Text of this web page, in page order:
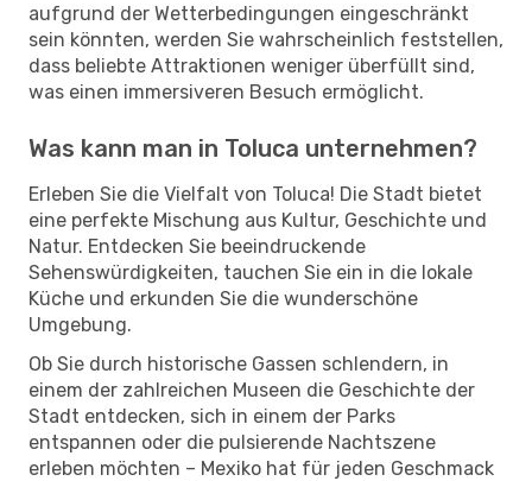
aufgrund der Wetterbedingungen eingeschränkt
sein könnten, werden Sie wahrscheinlich feststellen,
dass beliebte Attraktionen weniger überfüllt sind,
was einen immersiveren Besuch ermöglicht.
Was kann man in Toluca unternehmen?
Erleben Sie die Vielfalt von Toluca! Die Stadt bietet
eine perfekte Mischung aus Kultur, Geschichte und
Natur. Entdecken Sie beeindruckende
Sehenswürdigkeiten, tauchen Sie ein in die lokale
Küche und erkunden Sie die wunderschöne
Umgebung.
Ob Sie durch historische Gassen schlendern, in
einem der zahlreichen Museen die Geschichte der
Stadt entdecken, sich in einem der Parks
entspannen oder die pulsierende Nachtszene
erleben möchten – Mexiko hat für jeden Geschmack